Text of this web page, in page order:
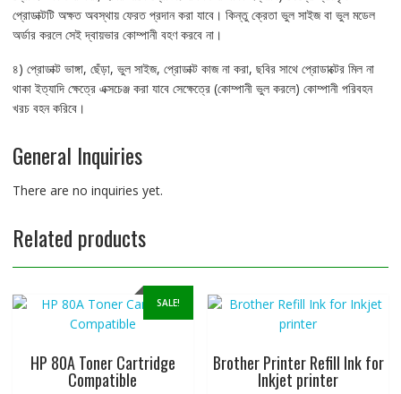
প্রোডাক্টটি অক্ষত অবস্থায় ফেরত প্রদান করা যাবে। কিন্তু ক্রেতা ভুল সাইজ বা ভুল মডেল
অর্ডার করলে সেই দ্বায়ভার কোম্পানী বহণ করবে না।
৪) প্রোডাক্ট ভাঙ্গা, ছেঁড়া, ভুল সাইজ, প্রোডাক্ট কাজ না করা, ছবির সাথে প্রোডাক্টের মিল না
থাকা ইত্যাদি ক্ষেত্রে এক্সচেঞ্জ করা যাবে সেক্ষেত্রে (কোম্পানী ভুল করলে) কোম্পানী পরিবহন
খরচ বহন করিবে।
General Inquiries
There are no inquiries yet.
Related products
SALE!
HP 80A Toner Cartridge
Compatible
Brother Printer Refill Ink for
Inkjet printer